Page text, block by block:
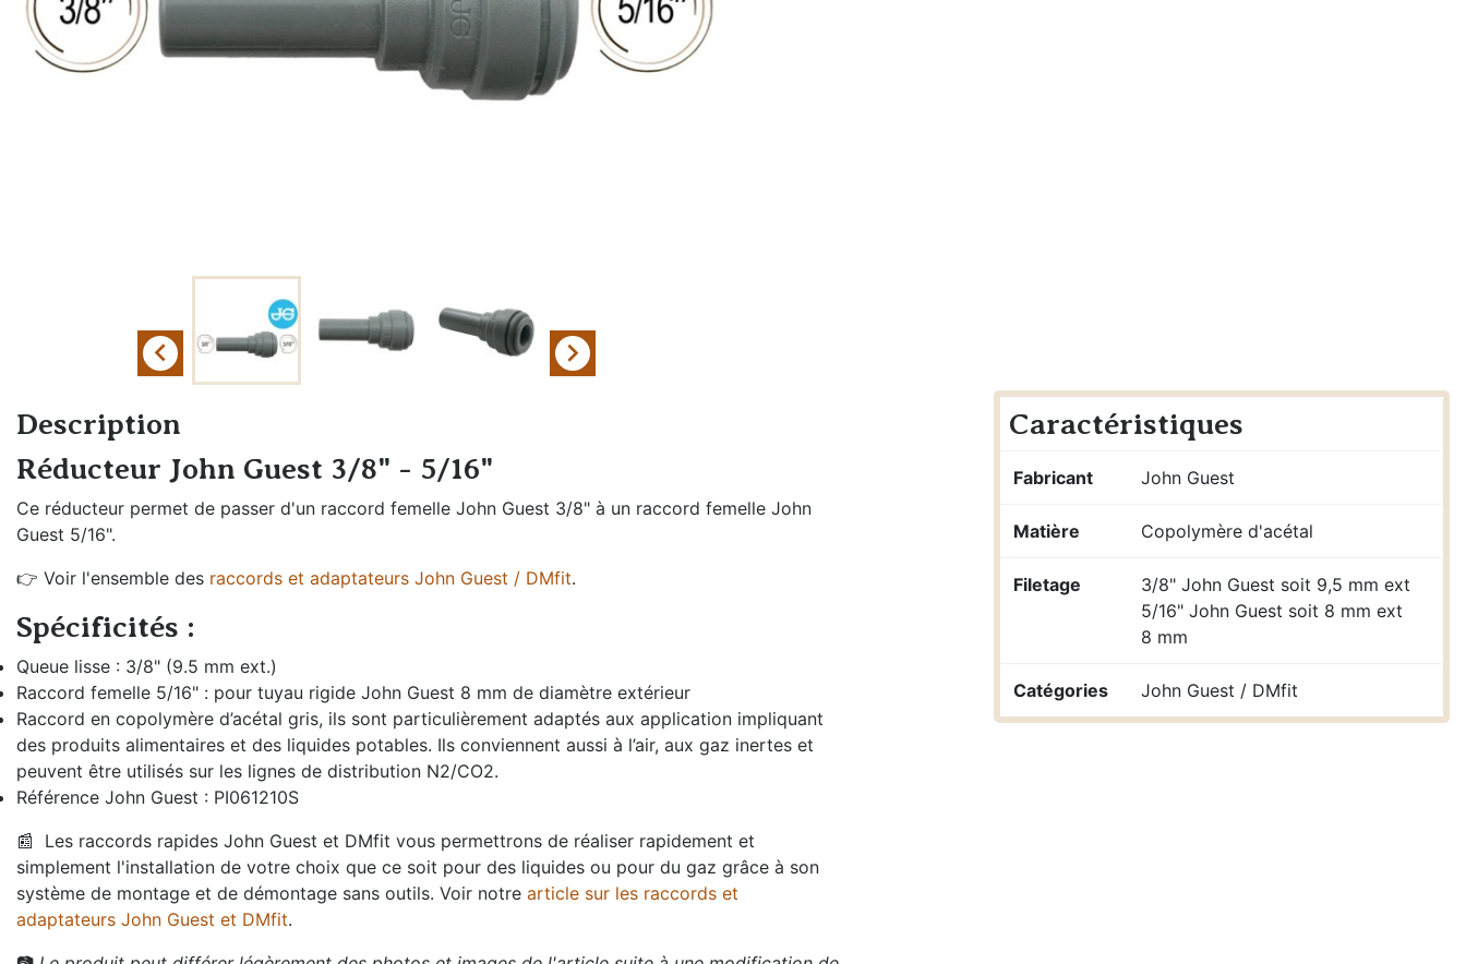
BRASSAGE ET
FERMENTATION
plongeurs
Mesure de
pression
Moulins à malt
Remplissage fût
et bouteille
THERMORÉGULATION
Aérothermes
Groupes froids et
accessoires
Oxygénation et
FONTAINES
À EAU
Fontaines à
 
Description
Réducteur John Guest 3/8" - 5/16"
Ce réducteur permet de passer d'un raccord femelle John Guest 3/8" à un raccord femelle John
Guest 5/16".
👉 Voir l'ensemble des raccords et adaptateurs John Guest / DMfit.
Spécificités :
Queue lisse : 3/8" (9.5 mm ext.)
Raccord femelle 5/16" : pour tuyau rigide John Guest 8 mm de diamètre extérieur
Raccord en copolymère d’acétal gris, ils sont particulièrement adaptés aux application impliquant
des produits alimentaires et des liquides potables. Ils conviennent aussi à l’air, aux gaz inertes et
peuvent être utilisés sur les lignes de distribution N2/CO2.
Référence John Guest : PI061210S
📰 Les raccords rapides John Guest et DMfit vous permettrons de réaliser rapidement et
simplement l'installation de votre choix que ce soit pour des liquides ou pour du gaz grâce à son
système de montage et de démontage sans outils. Voir notre article sur les raccords et
adaptateurs John Guest et DMfit.
Caractéristiques
Fabricant John Guest
Matière Copolymère d'acétal
Filetage
3/8" John Guest soit 9,5 mm ext
5/16" John Guest soit 8 mm ext
8 mm
Catégories John Guest / DMfit